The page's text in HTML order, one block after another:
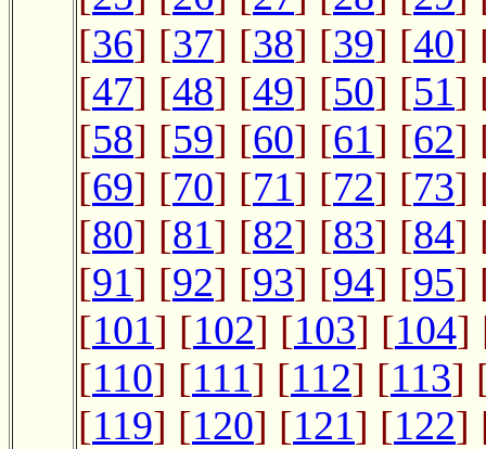
[36] [37] [38] [39] [40]
[47] [48] [49] [50] [51]
[58] [59] [60] [61] [62]
[69] [70] [71] [72] [73]
[80] [81] [82] [83] [84]
[91] [92] [93] [94] [95]
[101] [102] [103] [104]
[110] [111] [112] [113]
[119] [120] [121] [122]